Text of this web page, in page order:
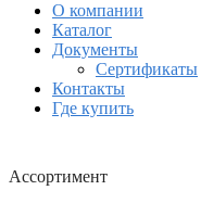
О компании
Каталог
Документы
Сертификаты
Контакты
Где купить
Ассортимент